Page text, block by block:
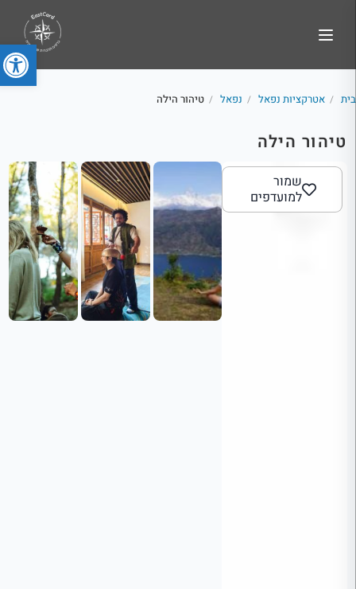
פתח
בית / אטרקציות נפאל / נפאל / טיהור הילה
טיהור הילה
שמור
למועדפים